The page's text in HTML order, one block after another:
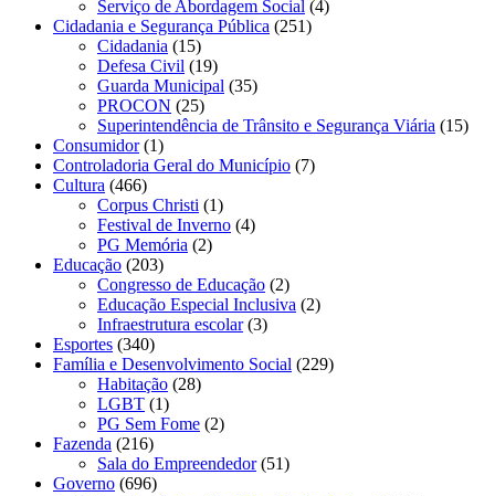
Serviço de Abordagem Social (4)
Cidadania e Segurança Pública (251)
Cidadania (15)
Defesa Civil (19)
Guarda Municipal (35)
PROCON (25)
Superintendência de Trânsito e Segurança Viária (15)
Consumidor(1)
Controladoria Geral do Município (7)
Cultura (466)
Corpus Christi (1)
Festival de Inverno (4)
PG Memória (2)
Educação (203)
Congresso de Educação (2)
Educação Especial Inclusiva (2)
Infraestrutura escolar(3)
Esportes (340)
Família e Desenvolvimento Social (229)
Habitação (28)
LGBT (1)
PG Sem Fome (2)
Fazenda (216)
Sala do Empreendedor(51)
Governo (696)